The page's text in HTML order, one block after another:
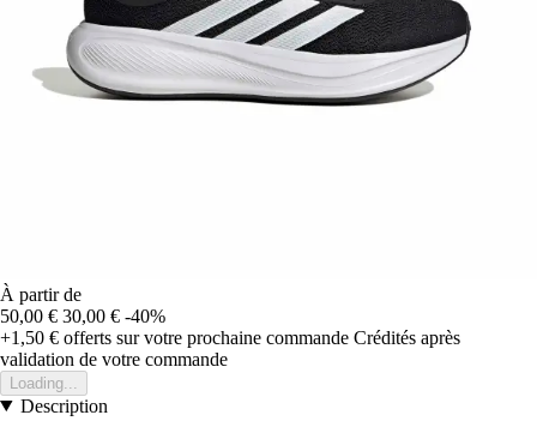
À partir de
50,00 € 30,00 € -40%
+1,50 € offerts sur votre prochaine commande Crédités après
validation de votre commande
Loading...
Description